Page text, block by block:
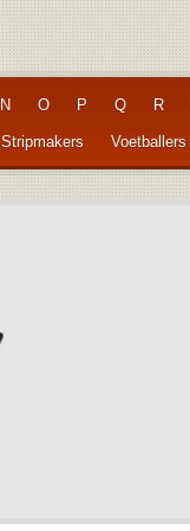
N O P Q R
Stripmakers Voetballers